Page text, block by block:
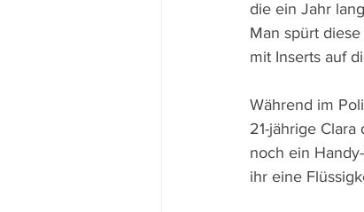
die ein Jahr
Man spürt
mit Inserts auf
Während im
21-jährige
noch ein
ihr eine